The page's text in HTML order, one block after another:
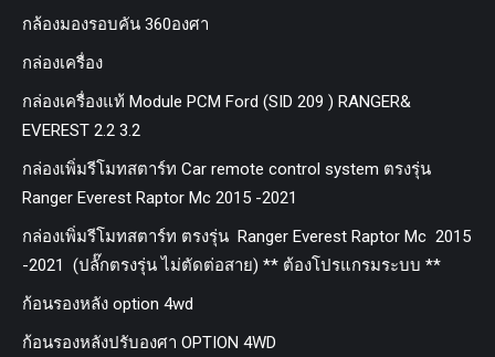
กล้องมองรอบคัน 360องศา
กล่องเครื่อง
กล่องเครื่องแท้ Module PCM Ford (SID 209 ) RANGER&
EVEREST 2.2 3.2
กล่องเพิ่มรีโมทสตาร์ท Car remote control system ตรงรุ่น
Ranger Everest Raptor Mc 2015 -2021
กล่องเพิ่มรีโมทสตาร์ท ตรงรุ่น Ranger Everest Raptor Mc 2015
-2021 (ปลั๊กตรงรุ่น ไม่ตัดต่อสาย) ** ต้องโปรแกรมระบบ **
ก้อนรองหลัง option 4wd
ก้อนรองหลังปรับองศา OPTION 4WD